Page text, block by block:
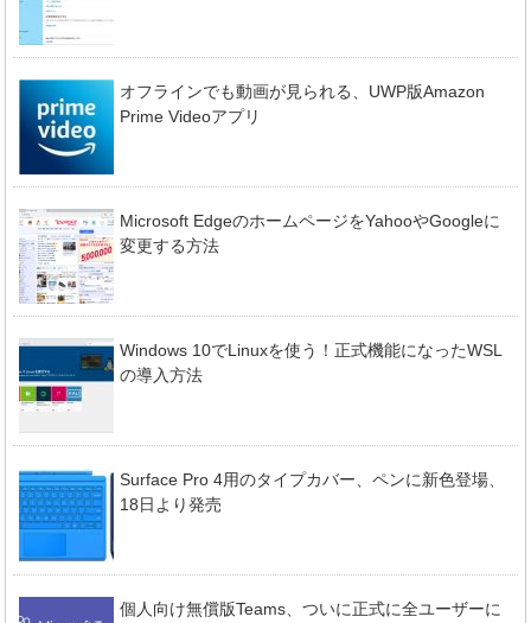
オフラインでも動画が見られる、UWP版Amazon
Prime Videoアプリ
Microsoft EdgeのホームページをYahooやGoogleに
変更する方法
Windows 10でLinuxを使う！正式機能になったWSL
の導入方法
Surface Pro 4用のタイプカバー、ペンに新色登場、
18日より発売
個人向け無償版Teams、ついに正式に全ユーザーに